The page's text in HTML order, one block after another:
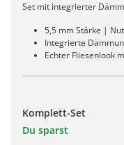
Set mit integrierter
5,5 mm Stärke |
Integrierte
Echter Fliesenlook
Komplett-Set
Du sparst